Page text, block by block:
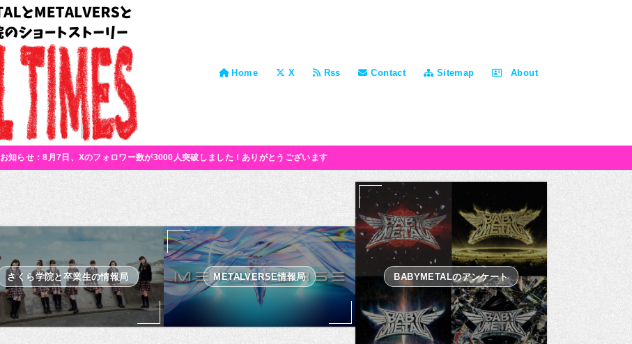
Home X Rss Contact Sitemap About
お知らせ：8月7日、Xのフォロワー数が3000人突破しました！ありがとうございます
さくら学院と卒業生の情報局 METALVERSE情報局 BABYMETALのアンケート